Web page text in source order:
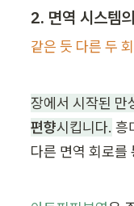
2. 면역 시스템
같은 듯 다른 두
편향시킵니다. 흥
다른 면역 회로를